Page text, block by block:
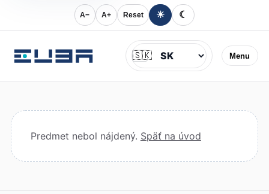
A− A+ Reset ☀ ☾
Menu
Jazyk
🇸🇰
Predmet nebol nájdený. Späť na úvod